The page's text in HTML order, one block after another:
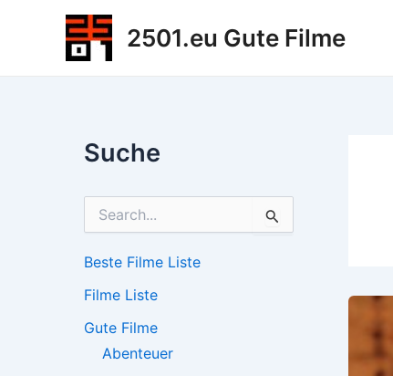
2501.eu Gute Filme
Suche
h
n
a
Beste Filme Liste
Filme Liste
Gute Filme
Abenteuer